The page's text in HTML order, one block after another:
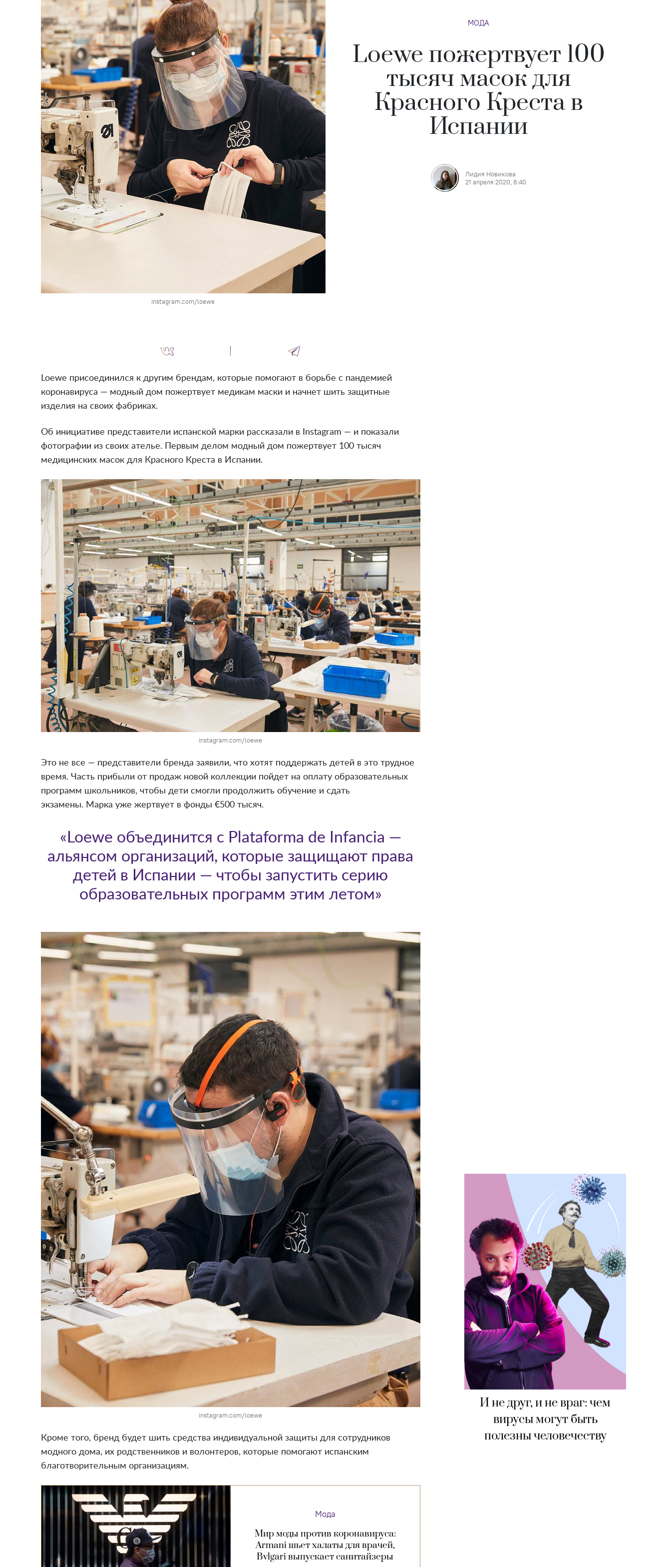
Loewe пожертвует 100
тысяч масок для
Красного Креста в
Испании
МОДА
Лидия Новикова
21 апреля 2020, 8:40
instagram.com/loewe
И не друг, и не враг: чем
вирусы могут быть
полезны человечеству
Loewe присоединился к другим брендам, которые помогают в борьбе с пандемией
коронавируса — модный дом пожертвует медикам маски и начнет шить защитные
изделия на своих фабриках.
Об инициативе представители испанской марки рассказали в Instagram — и показали
фотографии из своих ателье. Первым делом модный дом пожертвует 100 тысяч
медицинских масок для Красного Креста в Испании.
instagram.com/loewe
Это не все — представители бренда заявили, что хотят поддержать детей в это трудное
время. Часть прибыли от продаж новой коллекции пойдет на оплату образовательных
программ школьников, чтобы дети смогли продолжить обучение и сдать
экзамены. Марка уже жертвует в фонды €500 тысяч.
«Loewe объединится с Plataforma de Infancia —
альянсом организаций, которые защищают права
детей в Испании — чтобы запустить серию
образовательных программ этим летом»
instagram.com/loewe
Кроме того, бренд будет шить средства индивидуальной защиты для сотрудников
модного дома, их родственников и волонтеров, которые помогают испанским
благотворительным организациям.
Мода
Мир моды против коронавируса:
Armani шьет халаты для врачей,
Bvlgari выпускает санитайзеры